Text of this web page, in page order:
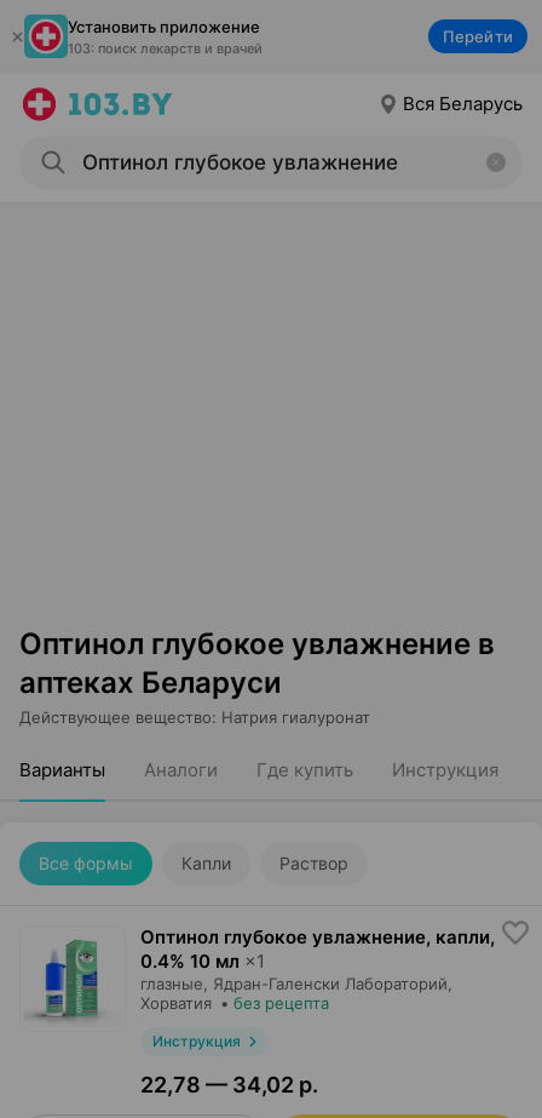
Установить приложение
103: поиск лекарств и врачей
Перейти
Вся Беларусь
Оптинол глубокое увлажнение в
аптеках Беларуси
Действующее вещество: Натрия гиалуронат
Варианты Аналоги Где купить Инструкция
Все формы Капли Раствор
Оптинол глубокое увлажнение, капли,
0.4% 10 мл ×1
глазные, Ядран-Галенски Лабораторий
Хорватия • без рецепта
Инструкция
22,78 — 34,02 р.